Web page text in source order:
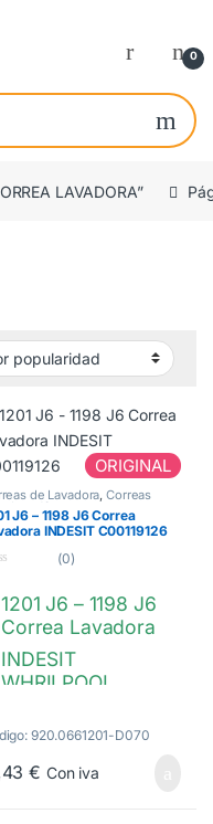
0
LAVADORA”
por popularidad
ORIGINAL
de Lavadora,Correas
J6
J6 – 1198 J6 Correa
INDESIT C00119126
(0)
1201 J6 – 1198 J6
Correa Lavadora
INDESIT
WHRILPOOL
HOTPOINT
SCHOLTES
Hutchinson Poly V.
920.0661201-D070
€ Con iva